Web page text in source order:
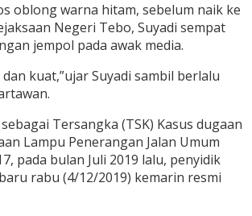
oblong warna hitam, sebelum naik ke
Negeri Tebo, Suyadi sempat
jempol pada awak media.
kuat,”ujar Suyadi sambil berlalu
Tersangka (TSK) Kasus dugaan
Lampu Penerangan Jalan Umum
pada bulan Juli 2019 lalu, penyidik
rabu (4/12/2019) kemarin resmi